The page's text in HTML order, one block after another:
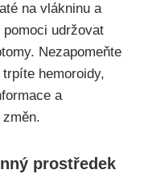
⁣na vlákninu a
udržovat
Nezapomeňte
hemoroidy,
a
prostředek